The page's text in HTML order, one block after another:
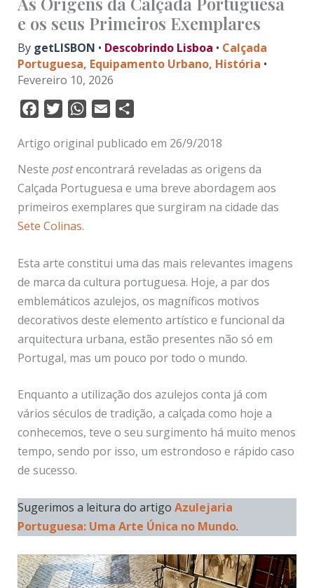
e os seus Primeiros Exemplares
By getLISBON • Descobrindo Lisboa • Calçada
Portuguesa, Equipamento Urbano, História •
Fevereiro 10, 2026
c
e
i
t
t
r
W
a
t
A
a
i
a
r
Artigo original publicado em 26/9/2018
Neste postencontrará reveladas as origens da
Calçada Portuguesa e uma breve abordagem aos
primeiros exemplares que surgiram na cidade das
Sete Colinas.
Esta arte constitui uma das mais relevantes imagens
de marca da cultura portuguesa. Hoje, a par dos
emblemáticos azulejos, os magníficos motivos
decorativos deste elemento artístico e funcional da
arquitectura urbana, estão presentes não só em
Portugal, mas um pouco por todo o mundo.
Enquanto a utilização dos azulejos conta já com
vários séculos de tradição, a calçada como hoje a
conhecemos, teve o seu surgimento há muito menos
tempo, sendo por isso, um estrondoso e rápido caso
de sucesso.
Sugerimos a leitura do artigo Azulejaria
Portuguesa: Uma Arte Única no Mundo.